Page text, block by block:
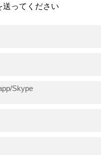
ッカープ
ンターUSB+BT
送ってください
skype